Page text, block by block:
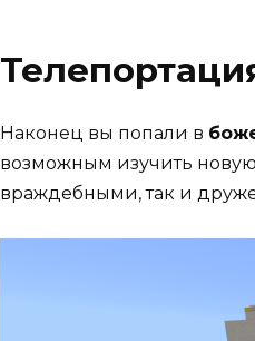
Наконец вы попали в
возможным изучить
враждебными, так и